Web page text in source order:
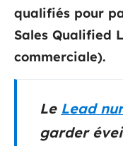
qualifiés pour
Sales Qualified
commerciale).
Le Lead
garder